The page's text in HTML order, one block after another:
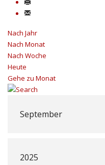
Nach Jahr
Nach Monat
Nach Woche
Heute
Gehe zu Monat